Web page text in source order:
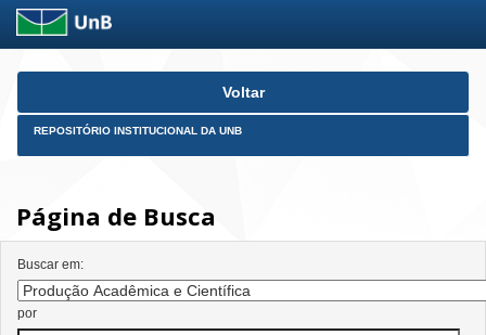
Skip
Voltar
REPOSITÓRIO INSTITUCIONAL DA UNB
Página de Busca
Buscar em:
por